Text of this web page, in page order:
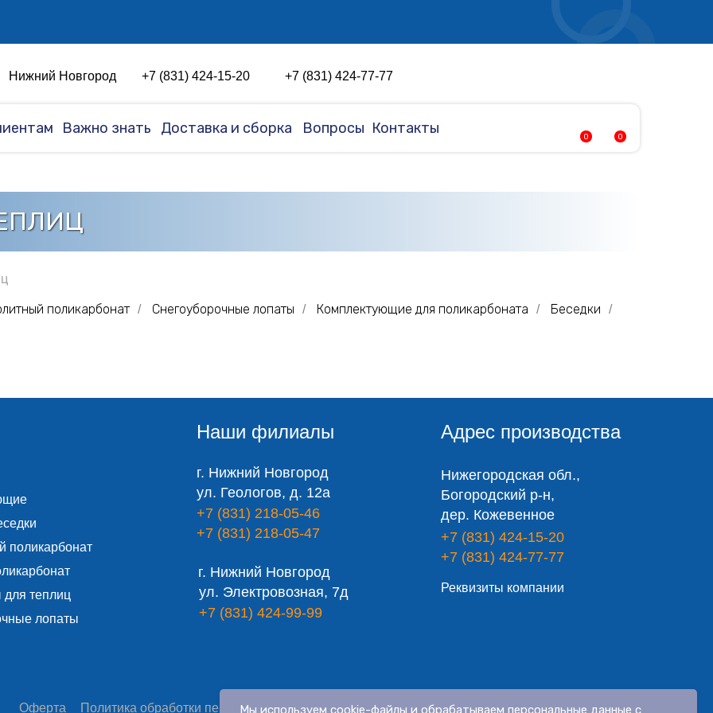
Нижний Новгород +7 (831) 424-15-20 +7 (831) 424-77-77
0
0
Важно знать Доставка и сборка Вопросы Контакты
Мы используем cookie-файлы и обрабатываем персональные данные с
поликарбонат / Снегоуборочные лопаты / Комплектующие для поликарбоната / Беседки /
Наши филиалы
ул. Геологов, д. 12а
+7 (831) 218-05-46
+7 (831) 218-05-47
г. Нижний Новгород
ул. Электровозная, 7д
+7 (831) 424-99-99
г. Нижний Новгород
поликарбонат
для теплиц
лопаты
Реквизиты компании
Оферта Политика обработки персональных данных Согласие на обработку персональных данных
Адрес производства
Нижегородская обл.,
Богородский р-н,
дер. Кожевенное
+7 (831) 424-15-20
+7 (831) 424-77-77